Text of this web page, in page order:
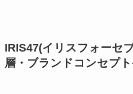
IRIS47(イリスフォーセ
層・ブランドコンセプ